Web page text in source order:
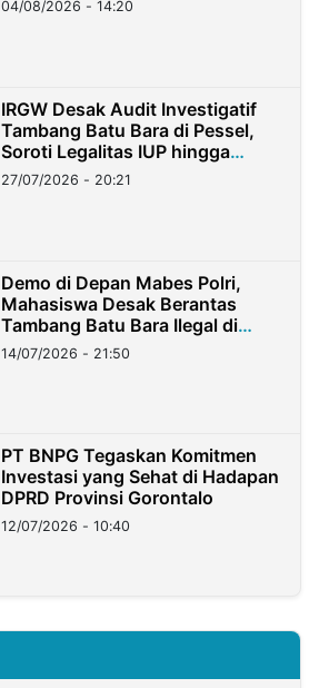
04/08/2026 - 14:20
IRGW Desak Audit Investigatif
Tambang Batu Bara di Pessel,
Soroti Legalitas IUP hingga
Stockpile
27/07/2026 - 20:21
Demo di Depan Mabes Polri,
Mahasiswa Desak Berantas
Tambang Batu Bara Ilegal di
Lampung
14/07/2026 - 21:50
PT BNPG Tegaskan Komitmen
Investasi yang Sehat di Hadapan
DPRD Provinsi Gorontalo
12/07/2026 - 10:40